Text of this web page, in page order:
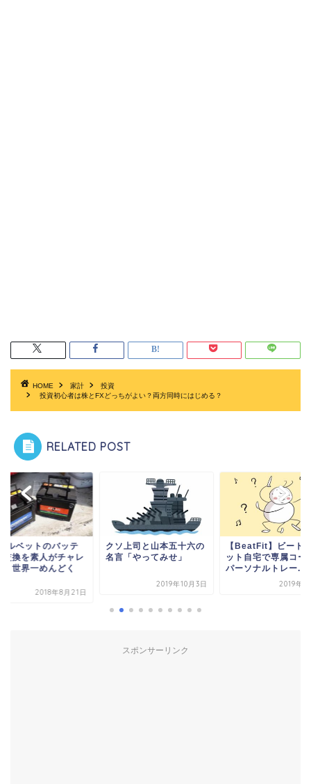
HOME 家計
投資
投資初心者は株とFXどっちがよい？両方同時にはじめる？
RELATED POST
上司と山本五十六の
「やってみせ」
【BeatFit】ビートフィ
ット自宅で専属コーチと
2019年2月9日
【箱買い】ペヤング
超大盛 GIGAMAX
キムチ味この組...
2020年9
スポンサーリンク